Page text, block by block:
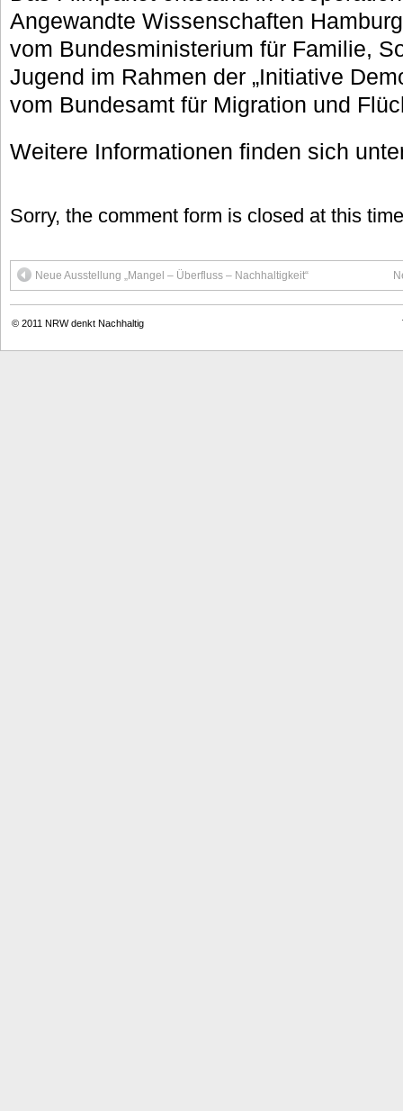
Angewandte Wissenschaften
vom Bundesministerium für Familie,
Jugend im Rahmen der „Initiative
vom Bundesamt für Migration und
Weitere Informationen finden sich
Sorry, the comment form is closed at this
Neue Ausstellung „Mangel – Überfluss – Nachhaltigkeit“
© 2011 NRW denkt Nachhaltig